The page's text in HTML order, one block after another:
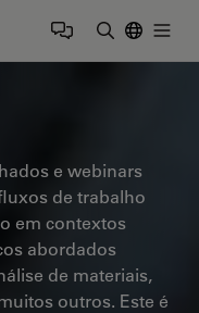
e webinars
de trabalho
em contextos
abordados
de materiais,
outros. Este é